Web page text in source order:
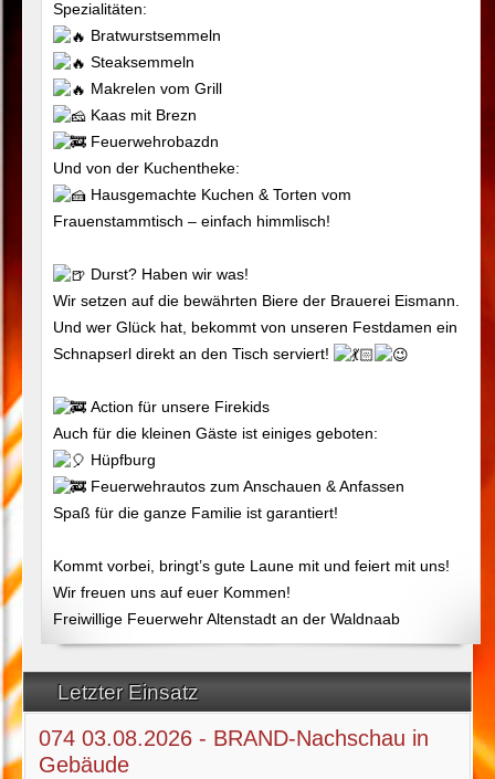
Letzter Einsatz
074 03.08.2026 - BRAND-Nachschau in
Gebäude
Spezialitäten:
Bratwurstsemmeln
Steaksemmeln
Makrelen vom Grill
Kaas mit Brezn
Feuerwehrobazdn
Und von der Kuchentheke:
Hausgemachte Kuchen & Torten vom
Frauenstammtisch – einfach himmlisch!
Durst? Haben wir was!
Wir setzen auf die bewährten Biere der Brauerei Eismann.
Und wer Glück hat, bekommt von unseren Festdamen ein
Schnapserl direkt an den Tisch serviert!
Action für unsere Firekids
Auch für die kleinen Gäste ist einiges geboten:
Hüpfburg
Feuerwehrautos zum Anschauen & Anfassen
Spaß für die ganze Familie ist garantiert!
Kommt vorbei, bringt’s gute Laune mit und feiert mit uns!
Wir freuen uns auf euer Kommen!
Freiwillige Feuerwehr Altenstadt an der Waldnaab